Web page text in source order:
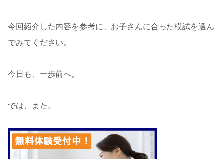
今回紹介した内容を参考に、お子さんに合った模試を選ん
でみてください。
今日も、一歩前へ。
では、また。